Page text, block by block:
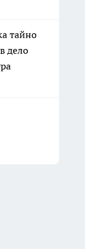
тайно
дело